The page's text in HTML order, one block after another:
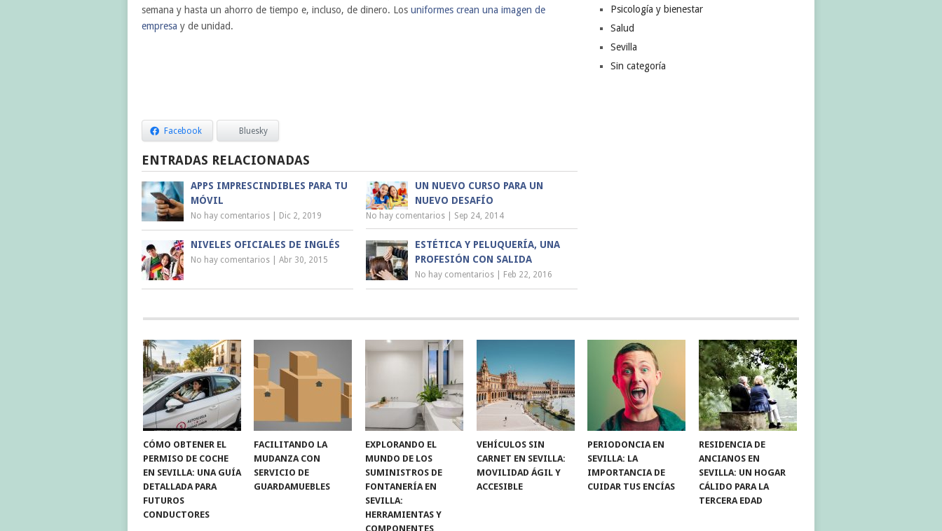
semana y hasta un ahorro de tiempo e, incluso, de dinero. Los uniformes crean una imagen de
empresa y de unidad.
Facebook Bluesky
ENTRADAS RELACIONADAS
APPS IMPRESCINDIBLES PARA TU
MÓVIL
No hay comentarios Dic 2, 2019
UN NUEVO CURSO PARA UN
NUEVO DESAFÍO
No hay comentarios Sep 24, 2014
NIVELES OFICIALES DE INGLÉS
No hay comentarios Abr 30, 2015
ESTÉTICA Y PELUQUERÍA, UNA
PROFESIÓN CON SALIDA
No hay comentarios Feb 22, 2016
Psicología y bienestar
Salud
Sevilla
Sin categoría
CÓMO OBTENER EL
PERMISO DE COCHE
EN SEVILLA: UNA GUÍA
DETALLADA PARA
FUTUROS
CONDUCTORES
FACILITANDO LA
MUDANZA CON
SERVICIO DE
GUARDAMUEBLES
EXPLORANDO EL
MUNDO DE LOS
SUMINISTROS DE
FONTANERÍA EN
SEVILLA:
HERRAMIENTAS Y
COMPONENTES
VEHÍCULOS SIN
CARNET EN SEVILLA:
MOVILIDAD ÁGIL Y
ACCESIBLE
PERIODONCIA EN
SEVILLA: LA
IMPORTANCIA DE
CUIDAR TUS ENCÍAS
RESIDENCIA DE
ANCIANOS EN
SEVILLA: UN HOGAR
CÁLIDO PARA LA
TERCERA EDAD